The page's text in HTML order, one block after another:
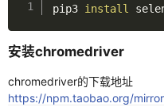
pip3 install
安装chromedriver
chromedriver的下载地址
https://npm.taobao.org/